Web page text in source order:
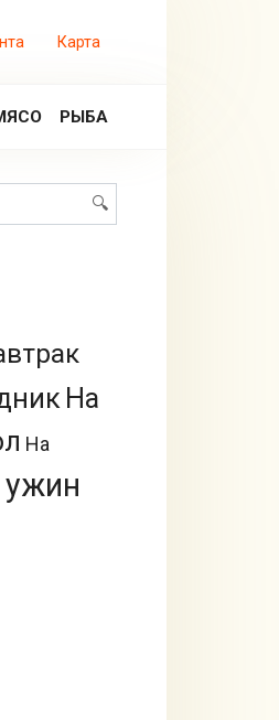
Карта
РЫБА
На
На